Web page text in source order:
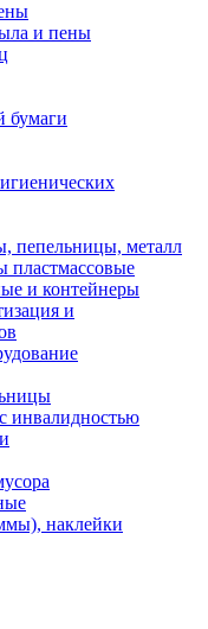
и пены
бумаги
пепельницы, металл
пластмассовые
и контейнеры
и
инвалидностью
наклейки